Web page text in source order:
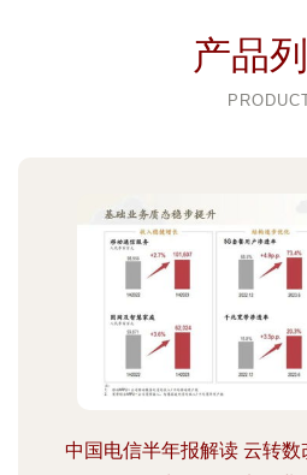
产品
中国电信半年报解读 云转